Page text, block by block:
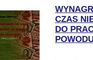
CZAS
DO